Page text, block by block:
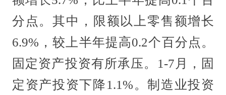
分点。其中，限额以上零售额增长
6.9%，较上半年提高0.2个百分点。
固定资产投资有所承压。1-7月，固
定资产投资下降1.1%。制造业投资